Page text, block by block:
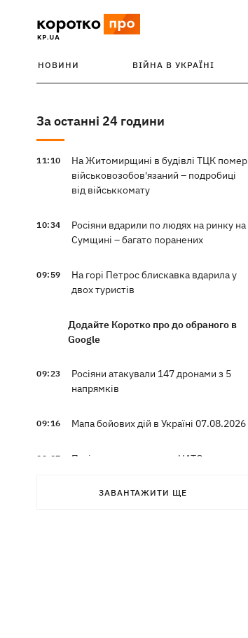
НОВИНИ ВІЙНА В УКРАЇНІ
За останні 24 години
11:10
На Житомирщині в будівлі ТЦК помер
військовозобов'язаний – подробиці
від військкомату
10:34
Росіяни вдарили по людях на ринку на
Сумщині – багато поранених
09:59
На горі Петрос блискавка вдарила у
двох туристів
Додайте Коротко про до обраного в
Google
09:23
Росіяни атакували 147 дронами з 5
напрямків
09:16 Мапа бойових дій в Україні 07.08.2026
09:07
Путін може напасти на НАТО до
США для WSJ
ЗАВАНТАЖИТИ ЩЕ